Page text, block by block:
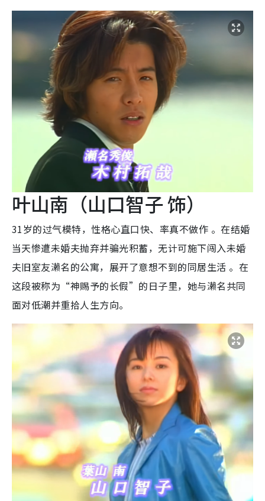
叶山南（山口智子 饰）
31岁的过气模特，性格心直口快、率真不做作 。在结婚
当天惨遭未婚夫抛弃并骗光积蓄，无计可施下闯入未婚
夫旧室友濑名的公寓，展开了意想不到的同居生活 。在
这段被称为“神赐予的长假”的日子里，她与濑名共同
面对低潮并重拾人生方向。